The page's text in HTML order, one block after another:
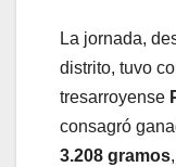
La jornada,
distrito, tuvo
tresarroyense
consagró
3.208 gramos